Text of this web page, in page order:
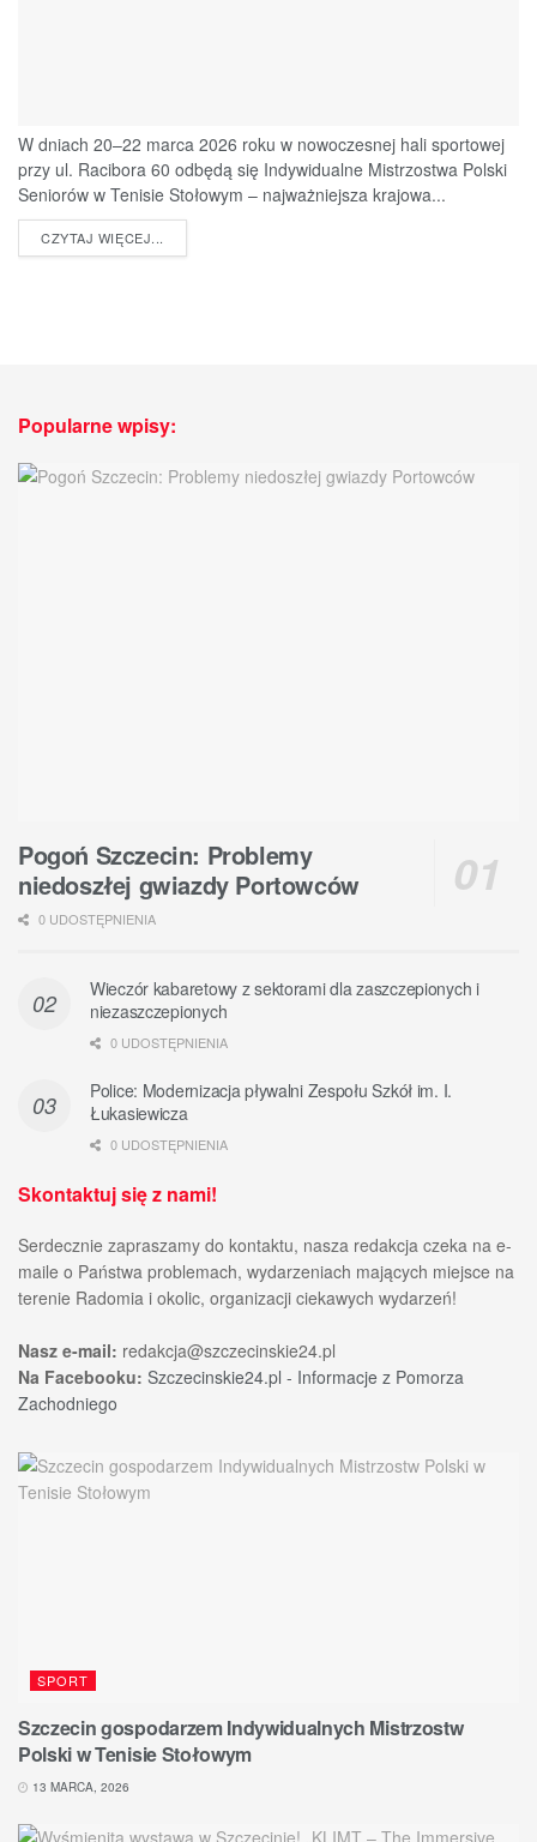
W dniach 20–22 marca 2026 roku w nowoczesnej hali sportowej
przy ul. Racibora 60 odbędą się Indywidualne Mistrzostwa Polski
Seniorów w Tenisie Stołowym – najważniejsza krajowa...
CZYTAJ WIĘCEJ...
Popularne wpisy:
Pogoń Szczecin: Problemy
niedoszłej gwiazdy Portowców
0 UDOSTĘPNIENIA
Wieczór kabaretowy z sektorami dla zaszczepionych i
niezaszczepionych
0 UDOSTĘPNIENIA
Police: Modernizacja pływalni Zespołu Szkół im. I.
Łukasiewicza
0 UDOSTĘPNIENIA
Skontaktuj się z nami!
Serdecznie zapraszamy do kontaktu, nasza redakcja czeka na e-
maile o Państwa problemach, wydarzeniach mających miejsce na
terenie Radomia i okolic, organizacji ciekawych wydarzeń!
Nasz e-mail: redakcja@szczecinskie24.pl
Na Facebooku: Szczecinskie24.pl - Informacje z Pomorza
Zachodniego
SPORT
Szczecin gospodarzem Indywidualnych Mistrzostw
Polski w Tenisie Stołowym
13 MARCA, 2026